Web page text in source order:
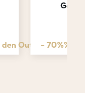
den Outletpreis
- 70%%